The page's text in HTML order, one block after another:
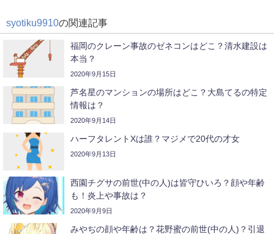
syotiku9910の関連記事
福岡のクレーン事故のゼネコンはどこ？清水建設は
本当？
2020年9月15日
芦名星のマンションの場所はどこ？大島てるの特定
情報は？
2020年9月14日
ハーフタレントXは誰？マジメで20代の才女
2020年9月13日
西園チグサの前世(中の人)は皆守ひいろ？顔や年齢
も！炎上や事故は？
2020年9月9日
みやぢの顔や年齢は？花野蜜の前世(中の人)？引退